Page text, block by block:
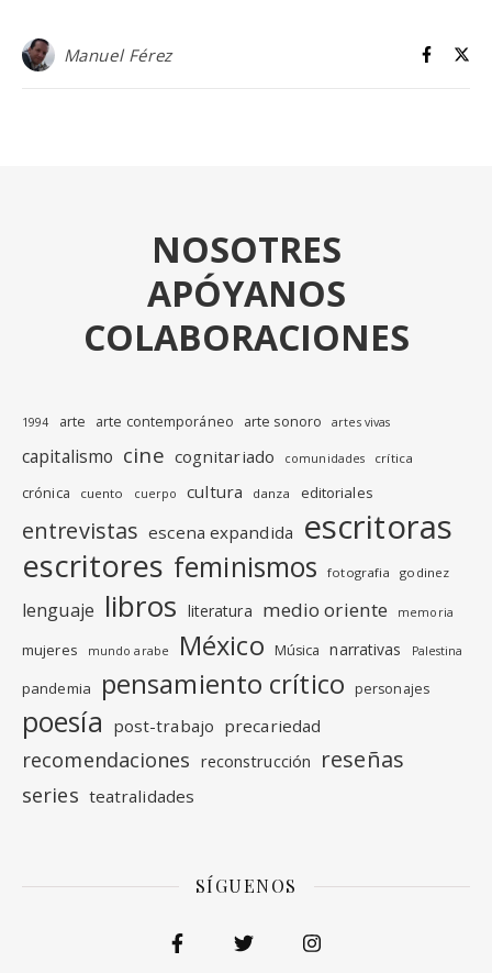
Manuel Férez
NOSOTRES
APÓYANOS
COLABORACIONES
1994 arte arte contemporáneo arte sonoro artes vivas
capitalismo cine cognitariado comunidades crítica
crónica cuento cuerpo cultura danza editoriales
entrevistas escena expandida escritoras
escritores feminismos fotografia godinez
lenguaje libros literatura medio oriente memoria
mujeres mundo arabe México Música narrativas Palestina
pandemia pensamiento crítico personajes
poesía post-trabajo precariedad
recomendaciones reconstrucción reseñas
series teatralidades
SÍGUENOS